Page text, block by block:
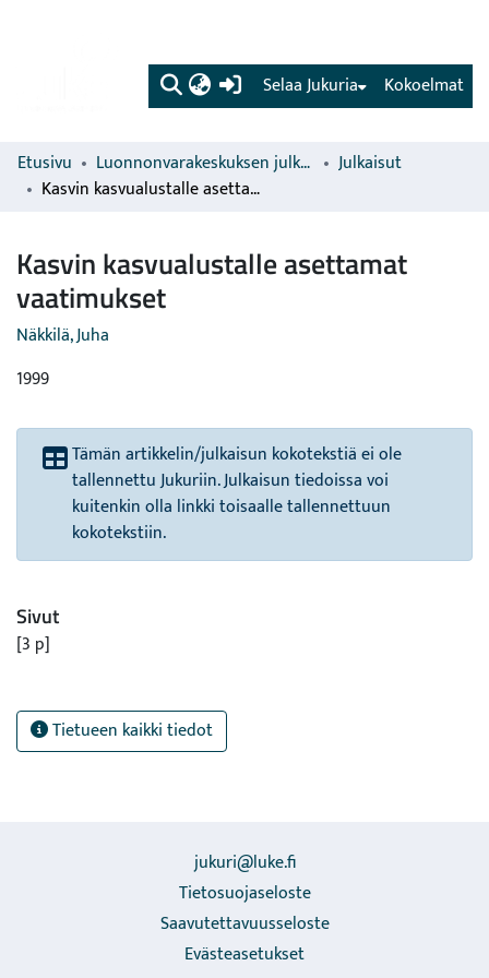
(current) Kokoelmat
Selaa Jukuria
Etusivu Luonnonvarakeskuksen julkaisut
Julkaisut
Kasvin kasvualustalle asettamat vaatimukset
Kasvin kasvualustalle asettamat
vaatimukset
Näkkilä, Juha
1999
Tämän artikkelin/julkaisun kokotekstiä ei ole
tallennettu Jukuriin. Julkaisun tiedoissa voi
kuitenkin olla linkki toisaalle tallennettuun
kokotekstiin.
Sivut
[3 p]
Tietueen kaikki tiedot
jukuri@luke.fi
Tietosuojaseloste
Saavutettavuusseloste
Evästeasetukset